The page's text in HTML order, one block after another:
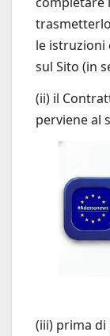
le istruzioni
sul Sito (in
(ii) il
perviene al
(iii) prima